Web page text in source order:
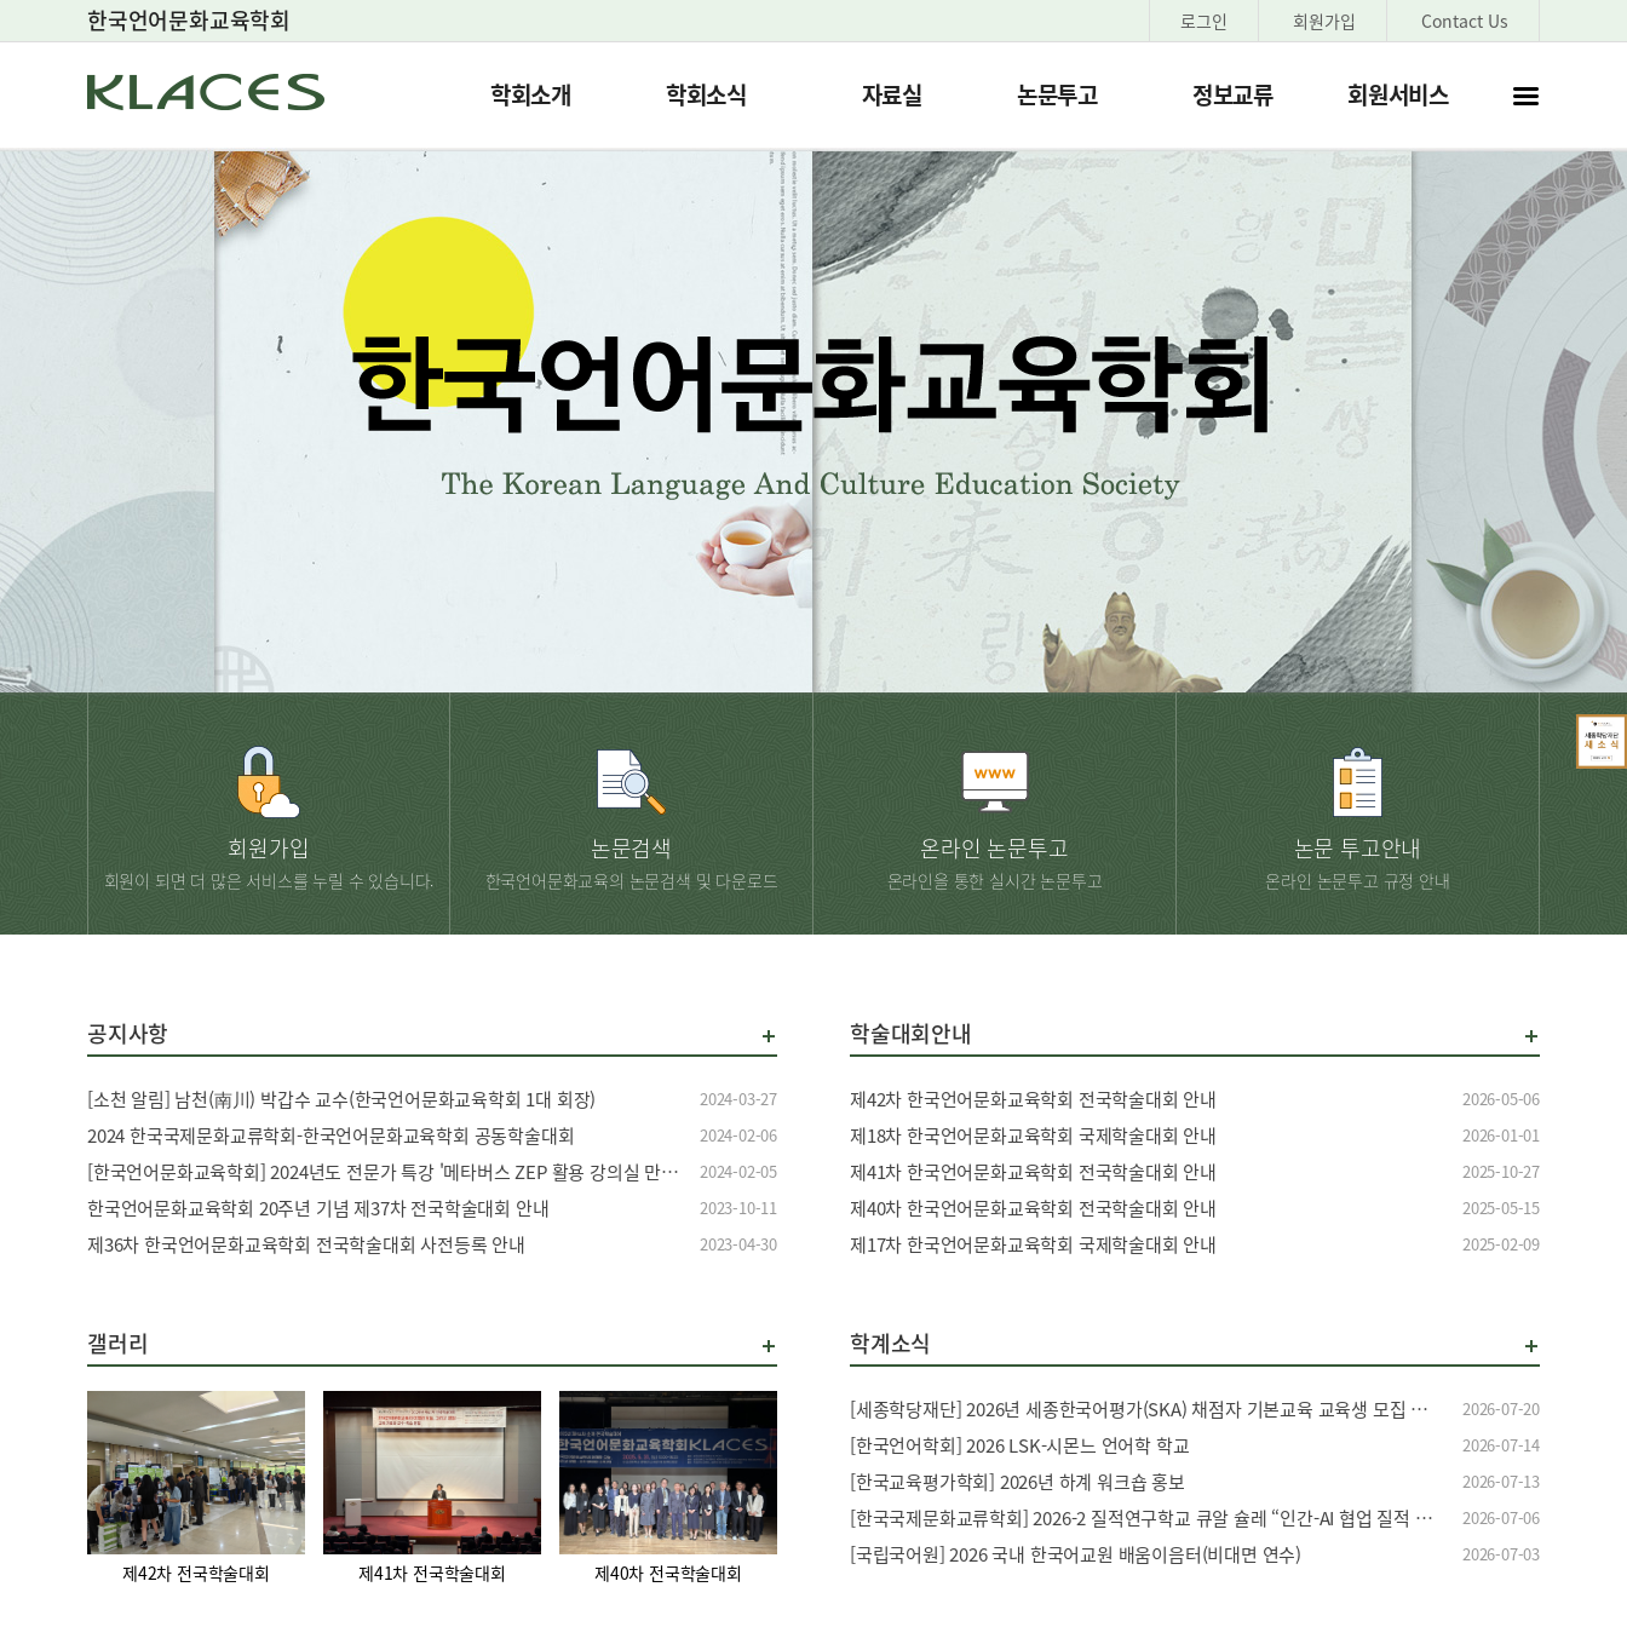
한국언어문화교육학회 로그인 회원가입 Contact Us
학회소개 학회소식 자료실 논문투고 정보교류 회원서비스
사이트
회원가입
회원이 되면 더 많은 서비스를 누릴 수 있습니다.
논문검색
한국언어문화교육의 논문검색 및 다운로드
온라인 논문투고
온라인을 통한 실시간 논문투고
논문 투고안내
온라인 논문투고 규정 안내
공지사항
[소천 알림] 남천(南川) 박갑수 교수(한국언어문화교육학회 1대 회장) 2024-03-27
2024 한국국제문화교류학회-한국언어문화교육학회 공동학술대회 2024-02-06
[한국언어문화교육학회] 2024년도 전문가 특강 '메타버스 ZEP 활용 강의실 만들기' 특강 신청 안내 2024-02-05
한국언어문화교육학회 20주년 기념 제37차 전국학술대회 안내 2023-10-11
제36차 한국언어문화교육학회 전국학술대회 사전등록 안내 2023-04-30
학술대회안내
제42차 한국언어문화교육학회 전국학술대회 안내 2026-05-06
제18차 한국언어문화교육학회 국제학술대회 안내 2026-01-01
제41차 한국언어문화교육학회 전국학술대회 안내 2025-10-27
제40차 한국언어문화교육학회 전국학술대회 안내 2025-05-15
제17차 한국언어문화교육학회 국제학술대회 안내 2025-02-09
갤러리
제42차 전국학술대회 제41차 전국학술대회 제40차 전국학술대회
학계소식
[세종학당재단] 2026년 세종한국어평가(SKA) 채점자 기본교육 교육생 모집 안내 2026-07-20
[한국언어학회] 2026 LSK-시몬느 언어학 학교 2026-07-14
[한국교육평가학회] 2026년 하계 워크숍 홍보 2026-07-13
[한국국제문화교류학회] 2026-2 질적연구학교 큐알 슐레 “인간-AI 협업 질적 연구” 수강신청 안내 2026-07-06
[국립국어원] 2026 국내 한국어교원 배움이음터(비대면 연수) 2026-07-03